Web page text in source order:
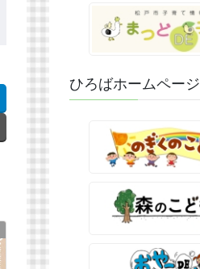
ひろばホームページ